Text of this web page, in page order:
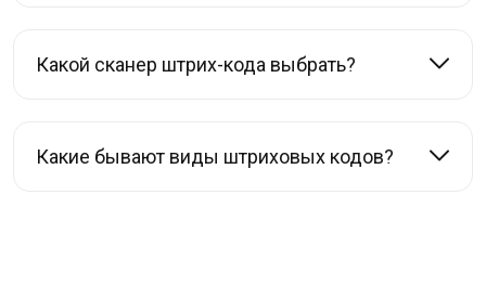
Какой сканер штрих-кода выбрать?
Какие бывают виды штриховых кодов?